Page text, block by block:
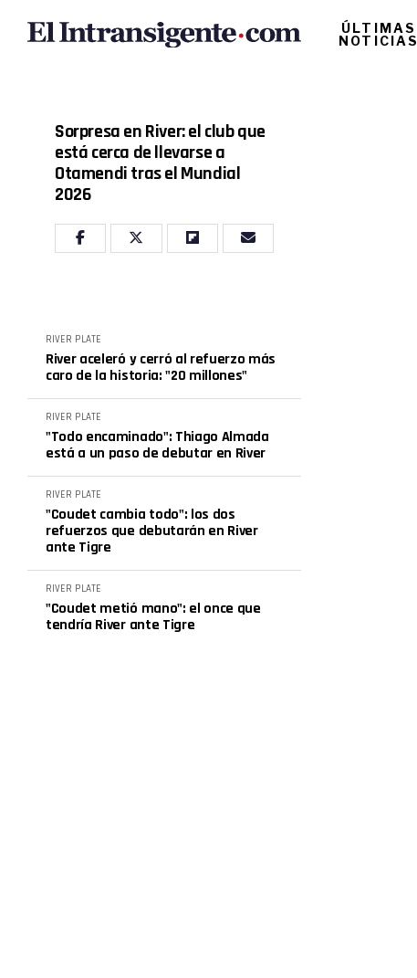
ÚLTIMAS
NOTICIAS
Sorpresa en River: el club que
está cerca de llevarse a
Otamendi tras el Mundial
2026
RIVER PLATE
River aceleró y cerró al refuerzo más
caro de la historia: "20 millones"
RIVER PLATE
"Todo encaminado": Thiago Almada
está a un paso de debutar en River
RIVER PLATE
"Coudet cambia todo": los dos
refuerzos que debutarán en River
ante Tigre
RIVER PLATE
"Coudet metió mano": el once que
tendría River ante Tigre